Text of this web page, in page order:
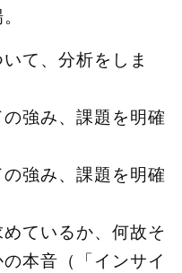
て、分析をしま
強み、課題を明確
強み、課題を明確
ているか、何故そ
本音（「インサイ